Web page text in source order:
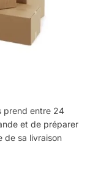
prend entre 24
et de préparer
de sa livraison